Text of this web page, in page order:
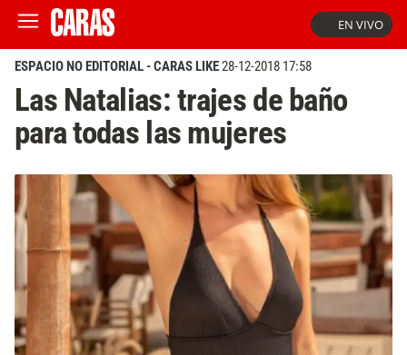
EN VIVO
ESPACIO NO EDITORIAL - CARAS LIKE28-12-2018 17:58
Las Natalias: trajes de baño
para todas las mujeres